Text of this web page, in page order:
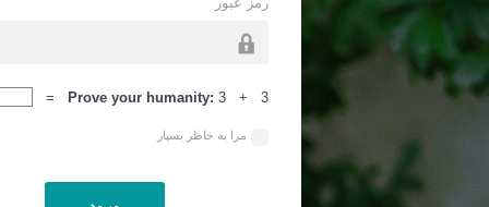
ورود Prove your humanity: 3 + 3 =
مرا به خاطر بسپار